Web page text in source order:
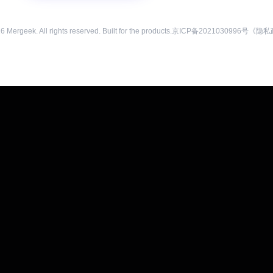
Mergeek. All rights reserved. Built for the products.京ICP备2021030996号 《隐